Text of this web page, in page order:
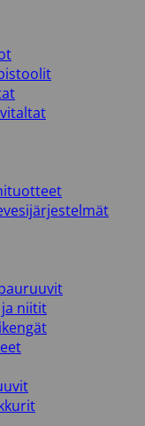
ja niitit